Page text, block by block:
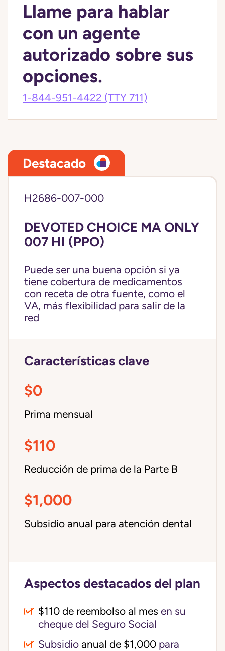
Llame para hablar
con un agente
autorizado sobre sus
opciones.
1-844-951-4422 (TTY 711)
Destacado
H2686-007-000
DEVOTED CHOICE MA ONLY
007 HI (PPO)
Puede ser una buena opción si ya
tiene cobertura de medicamentos
con receta de otra fuente, como el
VA, más flexibilidad para salir de la
red
Características clave
$0
Prima mensual
$110
Reducción de prima de la Parte B
$1,000
Subsidio anual para atención dental
Aspectos destacados del plan
$110 de reembolso al mes en su
cheque del Seguro Social
Subsidio anual de $1,000 para